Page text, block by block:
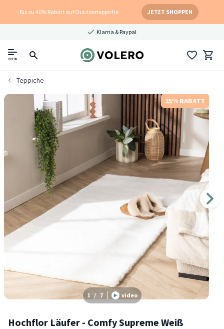
Bis zu 40% Rabatt auf Outdoorteppiche JETZT SHOPPEN
Klarna & Paypal
menu
Teppiche
25% RABATT
1 / 7 video
Hochflor Läufer - Comfy Supreme Weiß